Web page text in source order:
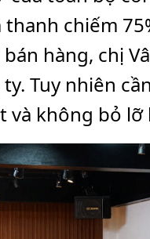
chiếm
hàng, chị
Tuy nhiên
không bỏ lỡ